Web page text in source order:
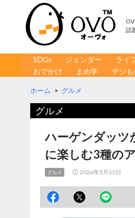
話
コンテンツへ移動
SDGs ジェンダー ライ
おでかけ
まめ学 デジ
ホーム > グルメ
グルメ
ハーゲンダッツ
に楽しむ3種の
グルメ 2026年3月25日